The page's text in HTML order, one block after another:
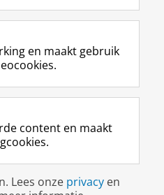
F
a
e
b
o
p
a
i
n
L
i
k
e
I
-
p
g
i
R
S
-
f
e
R
k
s
I
n
t
r
m
c
c
Y
o
T
e
k
a
a
en maakt gebruik
content en maakt
Lees onze privacy en